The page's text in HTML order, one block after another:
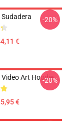
Sudadera
€
-20%
Video Art Hoodie
€
-20%